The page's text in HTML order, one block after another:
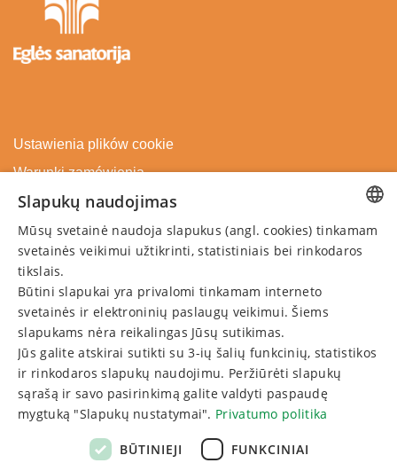
Ustawienia plików cookie
Warunki zamówienia
Polityka prywatności
Przedłużyć bon
prezentowy
Anuluj rezerwację
SKONTAKTUJ SIĘ Z NAMI
Zadzwoń:
+370 313 60220
Napisz:
Masz pytania? Napisz!
LITHUANIAN
ENGLISH
Slapukų naudojimas
Mūsų svetainė naudoja slapukus (angl. cookies) tinkamam
svetainės veikimui užtikrinti, statistiniais bei rinkodaros
tikslais.
Būtini slapukai yra privalomi tinkamam interneto
svetainės ir elektroninių paslaugų veikimui. Šiems
slapukams nėra reikalingas Jūsų sutikimas.
Jūs galite atskirai sutikti su 3-ių šalių funkcinių, statistikos
ir rinkodaros slapukų naudojimu. Peržiūrėti slapukų
sąrašą ir savo pasirinkimą galite valdyti paspaudę
mygtuką "Slapukų nustatymai". Privatumo politika
BŪTINIEJI FUNKCINIAI